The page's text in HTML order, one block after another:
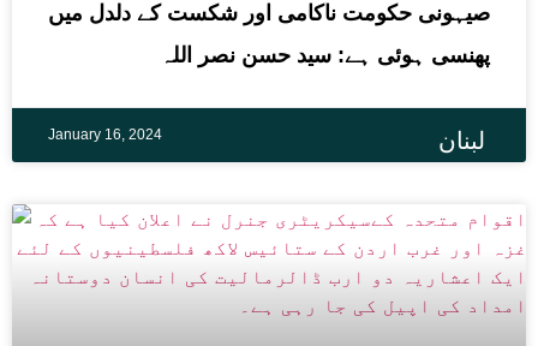
لبنان
صیہونی حکومت ناکامی اور شکست کے دلدل میں
پھنسی ہوئی ہے: سید حسن نصر اللہ
January 16, 2024